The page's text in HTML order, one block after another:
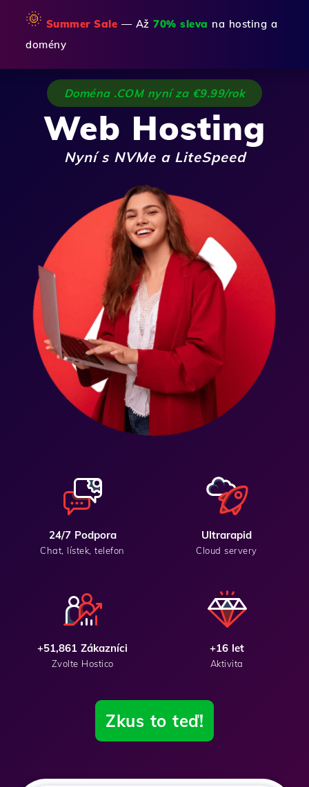
🌞 Summer Sale — Až 70% sleva na hosting a
domény
Doména .COM nyní za €9.99/rok
Web Hosting
Nyní s NVMe a LiteSpeed
24/7 Podpora
Chat, lístek, telefon
Ultrarapid
Cloud servery
+51,861 Zákazníci
Zvolte Hostico
+16 let
Aktivita
Zkus to teď!